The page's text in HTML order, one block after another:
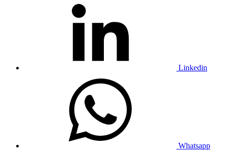
Linkedin
Whatsapp